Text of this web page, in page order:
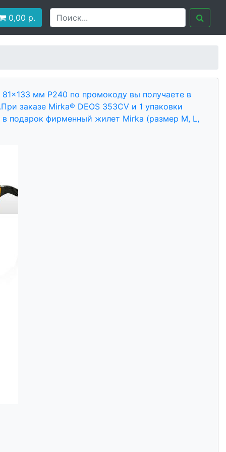
0,00 р.
мм P240 по промокоду вы получаете в
При заказе Mirka® DEOS 353CV и 1 упаковки
подарок фирменный жилет Mirka (размер M, L,